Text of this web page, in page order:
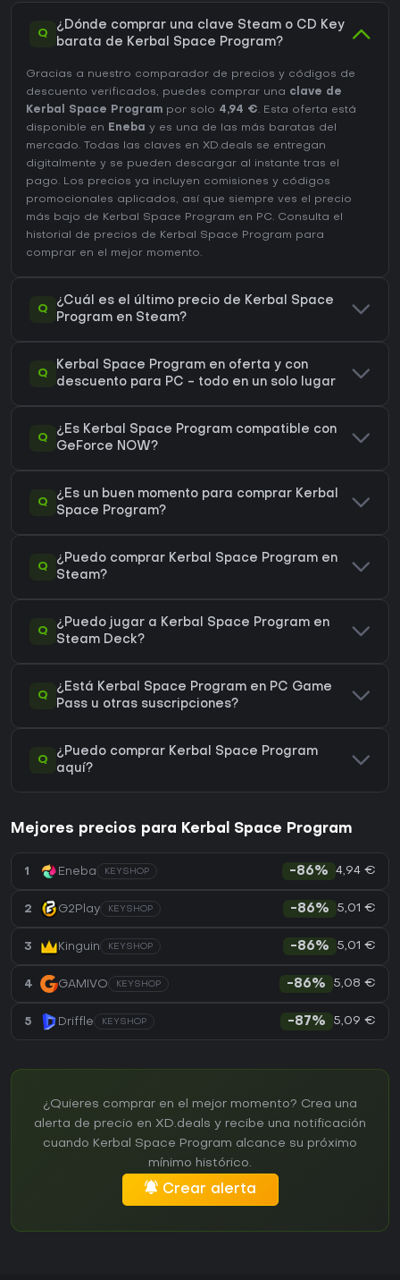
Q
¿Dónde comprar una clave Steam o CD Key
barata de Kerbal Space Program?
Gracias a nuestro comparador de precios y códigos de
descuento verificados, puedes comprar una clave de
Kerbal Space Program por solo 4,94 €. Esta oferta está
disponible en Eneba y es una de las más baratas del
mercado. Todas las claves en XD.deals se entregan
digitalmente y se pueden descargar al instante tras el
pago. Los precios ya incluyen comisiones y códigos
promocionales aplicados, así que siempre ves el precio
más bajo de Kerbal Space Program en PC. Consulta el
historial de precios de Kerbal Space Program para
comprar en el mejor momento.
Q
¿Cuál es el último precio de Kerbal Space
Program en Steam?
Q
Kerbal Space Program en oferta y con
descuento para PC - todo en un solo lugar
Q
¿Es Kerbal Space Program compatible con
GeForce NOW?
Q
¿Es un buen momento para comprar Kerbal
Space Program?
Q
¿Puedo comprar Kerbal Space Program en
Steam?
Q
¿Puedo jugar a Kerbal Space Program en
Steam Deck?
Q
¿Está Kerbal Space Program en PC Game
Pass u otras suscripciones?
Q
¿Puedo comprar Kerbal Space Program
aquí?
Mejores precios para Kerbal Space Program
1 Eneba KEYSHOP -86% 4,94 €
2 G2Play KEYSHOP -86% 5,01 €
3 Kinguin KEYSHOP -86% 5,01 €
4 GAMIVO KEYSHOP -86% 5,08 €
5 Driffle KEYSHOP -87% 5,09 €
¿Quieres comprar en el mejor momento? Crea una
alerta de precio en XD.deals y recibe una notificación
cuando Kerbal Space Program alcance su próximo
mínimo histórico.
Crear alerta